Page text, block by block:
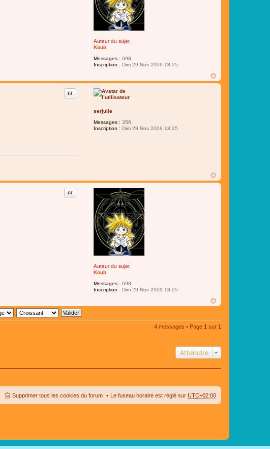
Auteur du sujet
Koub
Messages : 698
Inscription : Dim 29 Nov 2009 18:25
serjulie
Messages : 356
Inscription : Dim 29 Nov 2009 18:25
Citer
Auteur du sujet
Koub
Messages : 698
Inscription : Dim 29 Nov 2009 18:25
Citer
4 messages • Page 1 sur 1
Atteindre
Le fuseau horaire est réglé sur UTC+02:00
Supprimer tous les cookies du forum